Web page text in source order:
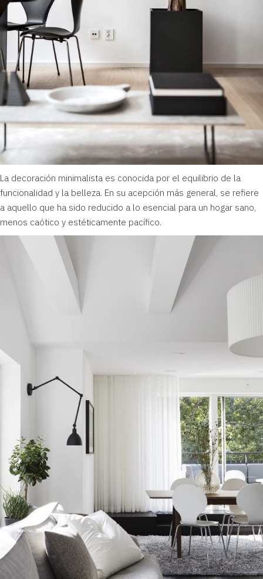
La decoración minimalista es conocida por el equilibrio de la
funcionalidad y la belleza. En su acepción más general, se refiere
a aquello que ha sido reducido a lo esencial para un hogar sano,
menos caótico y estéticamente pacífico.